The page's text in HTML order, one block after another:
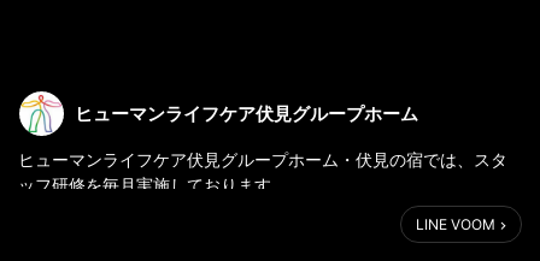
ヒューマンライフケア伏見グループホーム
ヒューマンライフケア伏見グループホーム・伏見の宿では、スタ
ッフ研修を毎月実施しております。
毎回テーマを決めて行うもので、今回は「身体拘束と人権」をテ
LINE VOOM